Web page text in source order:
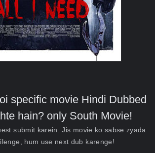
specific movie Hindi Dubbed
hain? only South Movie!
submit karein. Jis movie ko sabse zyada
hum use next dub karenge!